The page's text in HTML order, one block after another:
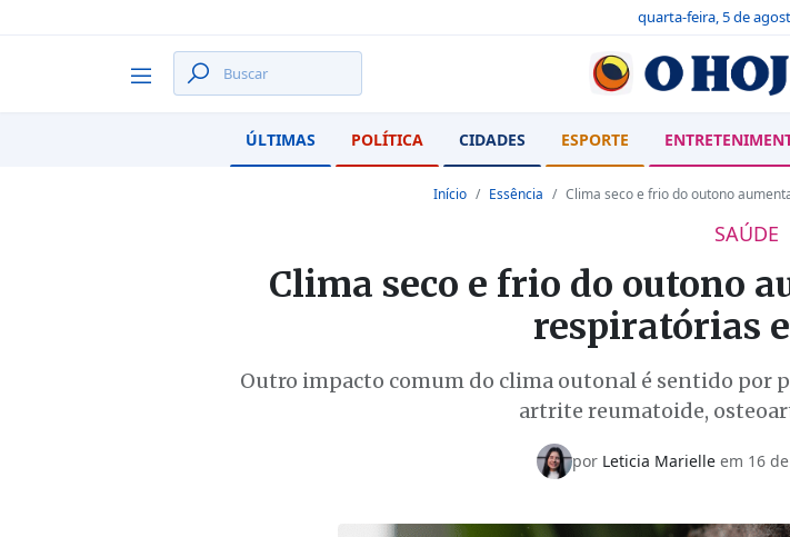
quarta-feira, 5 de
ÚLTIMAS POLÍTICA CIDADES ESPORTE
Início Essência Clima seco e frio do outono
SAÚDE
Clima seco e frio do outono
respiratórias
Outro impacto comum do clima outonal é sentido por
artrite reumatoide,
por Leticia Marielleem 16